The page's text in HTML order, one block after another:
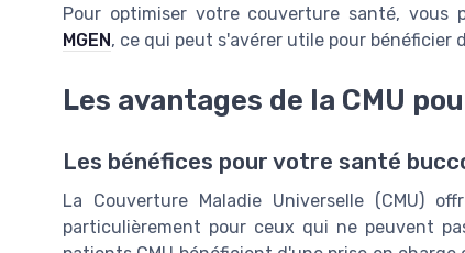
Pour optimiser votre couverture santé, vous
MGEN , ce qui peut s'avérer utile pour bénéficier
Les avantages de la CMU
Les bénéfices pour votre santé
La Couverture Maladie Universelle (CMU)
particulièrement pour ceux qui ne peuvent